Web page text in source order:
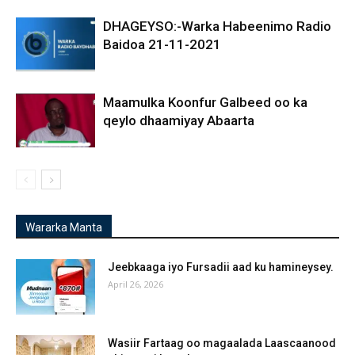
DHAGEYSO:-Warka Habeenimo Radio
Baidoa 21-11-2021
Maamulka Koonfur Galbeed oo ka
qeylo dhaamiyay Abaarta
Wararka Manta
Jeebkaaga iyo Fursadii aad ku hamineysey.
April 26, 2026
Wasiir Fartaag oo magaalada Laascaanood